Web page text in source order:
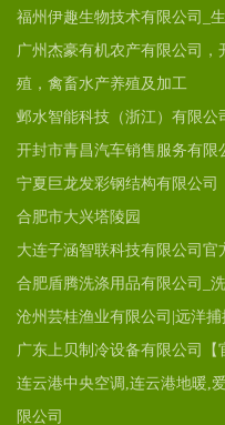
福州伊趣生物技术有限公司_
广州杰豪有机农产有限公司
殖，禽畜水产养殖及加工
邺水智能科技（浙江）有限公
开封市青昌汽车销售服务有限
宁夏巨龙发彩钢结构有限公司
合肥市大兴塔陵园
大连子涵智联科技有限公司官
合肥盾腾洗涤用品有限公司_
沧州芸桂渔业有限公司|远洋
广东上贝制冷设备有限公司【
连云港中央空调,连云港地暖,
限公司